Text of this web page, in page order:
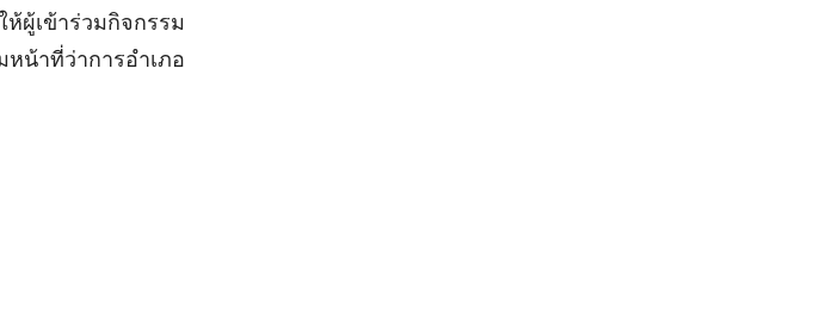
ผู้เข้าร่วมกิจกรรม
น้าที่ว่าการอำเภอ